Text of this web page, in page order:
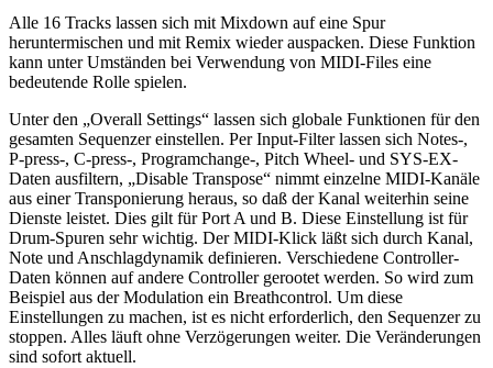
Alle 16 Tracks lassen sich mit Mixdown auf eine Spur
heruntermischen und mit Remix wieder auspacken. Diese Funktion
kann unter Umständen bei Verwendung von MIDI-Files eine
bedeutende Rolle spielen.
Unter den „Overall Settings“ lassen sich globale Funktionen für den
gesamten Sequenzer einstellen. Per Input-Filter lassen sich Notes-,
P-press-, C-press-, Programchange-, Pitch Wheel- und SYS-EX-
Daten ausfiltern, „Disable Transpose“ nimmt einzelne MIDI-Kanäle
aus einer Transponierung heraus, so daß der Kanal weiterhin seine
Dienste leistet. Dies gilt für Port A und B. Diese Einstellung ist für
Drum-Spuren sehr wichtig. Der MIDI-Klick läßt sich durch Kanal,
Note und Anschlagdynamik definieren. Verschiedene Controller-
Daten können auf andere Controller gerootet werden. So wird zum
Beispiel aus der Modulation ein Breathcontrol. Um diese
Einstellungen zu machen, ist es nicht erforderlich, den Sequenzer zu
stoppen. Alles läuft ohne Verzögerungen weiter. Die Veränderungen
sind sofort aktuell.